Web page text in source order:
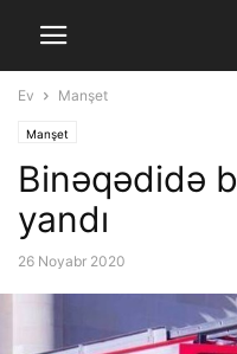
Ev Manşet
Manşet
Binəqədidə
yandı
26 Noyabr 2020